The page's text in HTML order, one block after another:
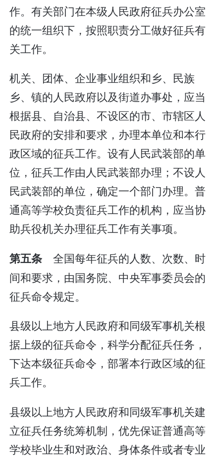
作。有关部门在本级人民政府征兵办公室
的统一组织下，按照职责分工做好征兵有
关工作。
机关、团体、企业事业组织和乡、民族
乡、镇的人民政府以及街道办事处，应当
根据县、自治县、不设区的市、市辖区人
民政府的安排和要求，办理本单位和本行
政区域的征兵工作。设有人民武装部的单
位，征兵工作由人民武装部办理；不设人
民武装部的单位，确定一个部门办理。普
通高等学校负责征兵工作的机构，应当协
助兵役机关办理征兵工作有关事项。
第五条 全国每年征兵的人数、次数、时
间和要求，由国务院、中央军事委员会的
征兵命令规定。
县级以上地方人民政府和同级军事机关根
据上级的征兵命令，科学分配征兵任务，
下达本级征兵命令，部署本行政区域的征
兵工作。
县级以上地方人民政府和同级军事机关建
立征兵任务统筹机制，优先保证普通高等
学校毕业生和对政治、身体条件或者专业